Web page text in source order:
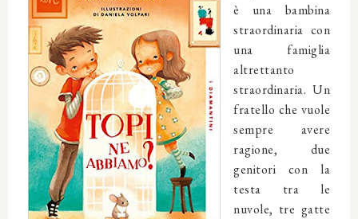
è una bambina
straordinaria con
una famiglia
altrettanto
straordinaria. Un
fratello che vuole
sempre avere
ragione, due
genitori con la
testa tra le
nuvole, tre gatte